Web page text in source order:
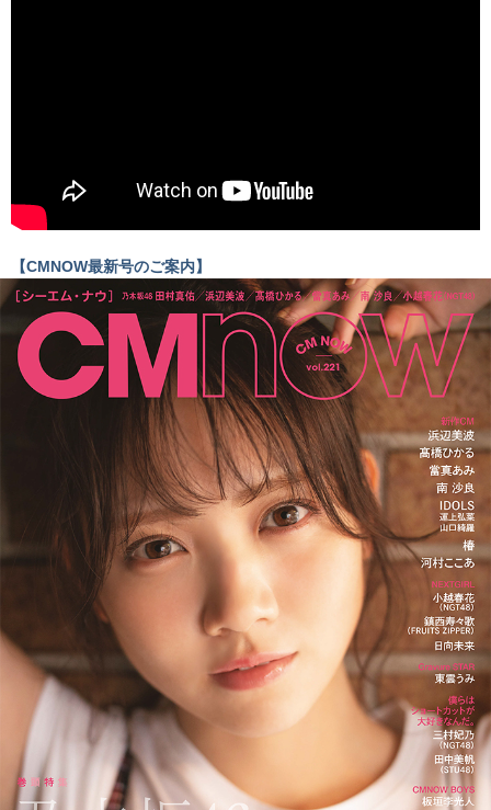
【CMNOW最新号のご案内】